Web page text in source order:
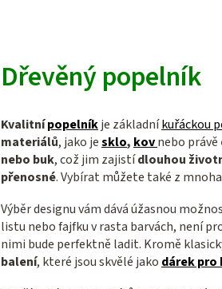
Dřevěný popelník
Kvalitnípopelníkje základníkuřáckou
materiálů, jako jesklo, kovnebo právě
nebo buk, což jim zajistídlouhou
přenosné.Vybírat můžete také z
Výběr designu vám dává úžasnou
listu nebo fajfku v rasta barvách, není
nimi bude perfektně ladit. Kromě
balení, které jsou skvělé jako dárek pro